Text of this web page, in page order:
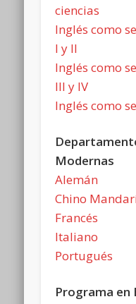
ciencias
Inglés como
I y II
Inglés como
III y IV
Inglés como
Modernas
Alemán
Chino
Francés
Italiano
Portugués
Programa en